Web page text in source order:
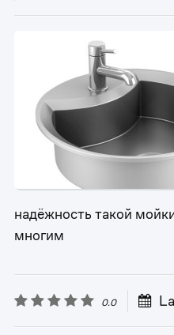
надёжность такой
многим
0.0